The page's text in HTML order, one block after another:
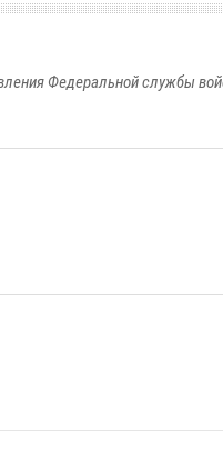
Федеральной службы